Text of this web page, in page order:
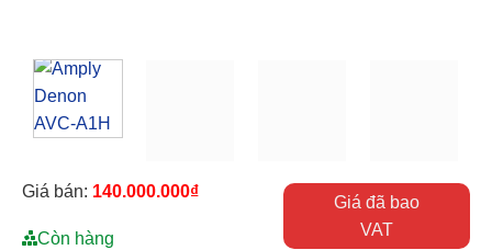
Giá đã bao
VAT
Giá bán: 140.000.000₫
Còn hàng